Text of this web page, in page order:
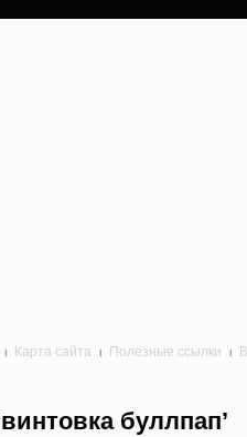
Карта сайта Полезные ссылки
буллпап’